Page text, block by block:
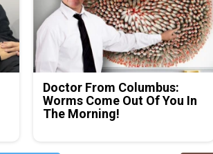
Doctor From Columbus:
Worms Come Out Of You In
The Morning!